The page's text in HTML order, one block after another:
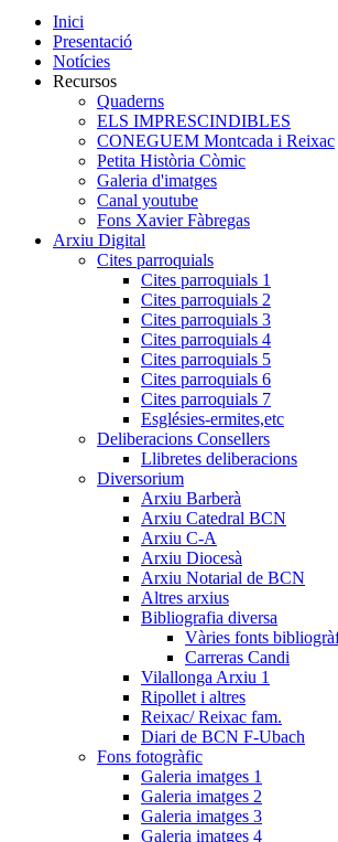
Inici
Presentació
Notícies
Recursos
Quaderns
ELS IMPRESCINDIBLES
CONEGUEM Montcada i Reixac
Petita Història Còmic
Galeria d'imatges
Canal youtube
Fons Xavier Fàbregas
Arxiu Digital
Cites parroquials
Cites parroquials 1
Cites parroquials 2
Cites parroquials 3
Cites parroquials 4
Cites parroquials 5
Cites parroquials 6
Cites parroquials 7
Esglésies-ermites,etc
Deliberacions Consellers
Llibretes deliberacions
Diversorium
Arxiu Barberà
Arxiu Catedral BCN
Arxiu C-A
Arxiu Diocesà
Arxiu Notarial de BCN
Altres arxius
Bibliografia diversa
Vàries fonts
Carreras Candi
Vilallonga Arxiu 1
Ripollet i altres
Reixac/ Reixac fam.
Diari de BCN F-Ubach
Fons fotogràfic
Galeria imatges 1
Galeria imatges 2
Galeria imatges 3
Galeria imatges 4